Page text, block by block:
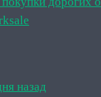
назад